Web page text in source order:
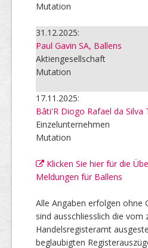
Mutation
31.12.2025:
Paul Gavin SA, Ballens
Aktiengesellschaft
Mutation
17.11.2025:
Bâti'R Diogo Rafael da Silva
Einzelunternehmen
Mutation
Klicken Sie hier für die
Meldungen für Ballens
Alle Angaben erfolgen ohne
sind ausschliesslich die vom
Handelsregisteramt
beglaubigten